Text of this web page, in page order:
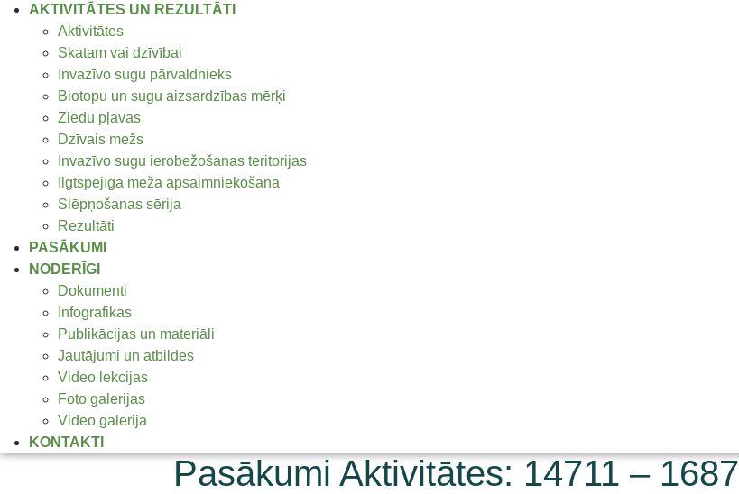
AKTIVITĀTES UN REZULTĀTI
Aktivitātes
Skatam vai dzīvībai
Invazīvo sugu pārvaldnieks
Biotopu un sugu aizsardzības mērķi
Ziedu pļavas
Dzīvais mežs
Invazīvo sugu ierobežošanas teritorijas
Ilgtspējīga meža apsaimniekošana
Slēpņošanas sērija
Rezultāti
PASĀKUMI
NODERĪGI
Dokumenti
Infografikas
Publikācijas un materiāli
Jautājumi un atbildes
Video lekcijas
Foto galerijas
Video galerija
KONTAKTI
Pasākumi Aktivitātes: 14711 – 1687